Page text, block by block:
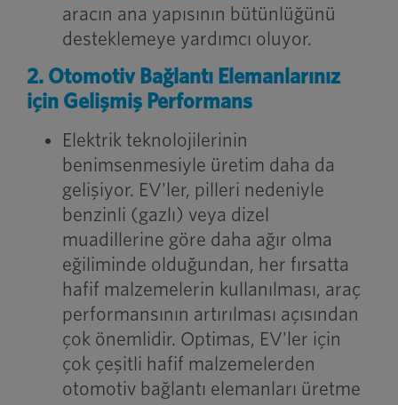
aracın ana yapısının bütünlüğünü
desteklemeye yardımcı oluyor.
2. Otomotiv Bağlantı Elemanlarınız
için Gelişmiş Performans
Elektrik teknolojilerinin
benimsenmesiyle üretim daha da
gelişiyor. EV'ler, pilleri nedeniyle
benzinli (gazlı) veya dizel
muadillerine göre daha ağır olma
eğiliminde olduğundan, her fırsatta
hafif malzemelerin kullanılması, araç
performansının artırılması açısından
çok önemlidir. Optimas, EV'ler için
çok çeşitli hafif malzemelerden
otomotiv bağlantı elemanları üretme